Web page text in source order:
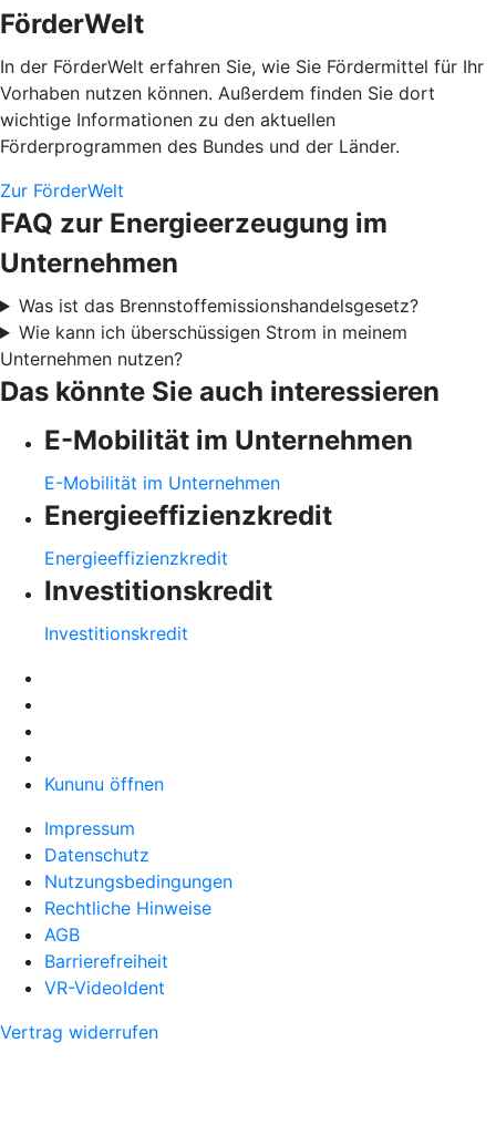
FörderWelt
In der FörderWelt erfahren Sie, wie Sie Fördermittel für Ihr
Vorhaben nutzen können. Außerdem finden Sie dort
wichtige Informationen zu den aktuellen
Förderprogrammen des Bundes und der Länder.
Zur FörderWelt
FAQ zur Energieerzeugung im
Unternehmen
Was ist das Brennstoffemissionshandelsgesetz?
Wie kann ich überschüssigen Strom in meinem
Unternehmen nutzen?
Das könnte Sie auch interessieren
E-Mobilität im Unternehmen
E-Mobilität im Unternehmen
Energieeffizienzkredit
Energieeffizienzkredit
Investitionskredit
Investitionskredit
Kununu öffnen
Impressum
Datenschutz
Nutzungsbedingungen
Rechtliche Hinweise
AGB
Barrierefreiheit
VR-VideoIdent
Vertrag widerrufen